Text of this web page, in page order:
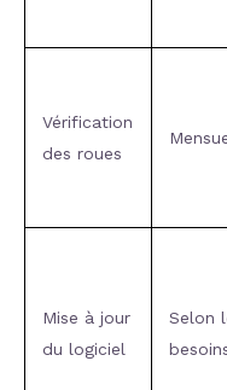
Vérification
des roues
Mise à jour
du logiciel
Selon